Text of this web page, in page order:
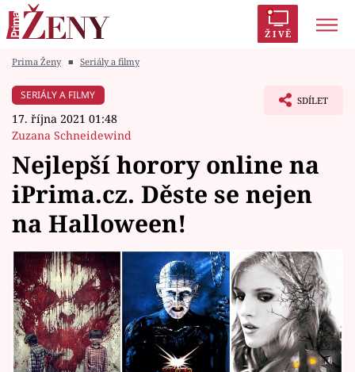
ŽIVĚ
Módní alarm
Témata
Celebrity
Vztahy
Seriály
Horoskopy
Prima Ženy ■ Seriály a filmy
SERIÁLY A FILMY
17. října 2021 01:48
Zuzana Schneidewind
SDÍLET
Nejlepší horory online na
iPrima.cz. Děste se nejen
na Halloween!